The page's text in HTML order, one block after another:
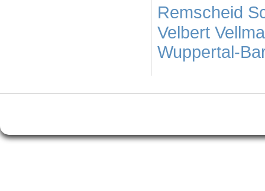
Remscheid
Velbert
Wuppertal-